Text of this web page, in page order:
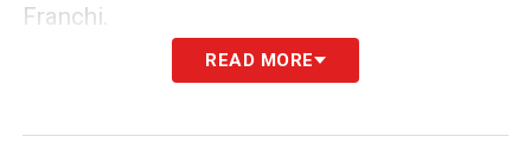
Franchi.
Come riporta La Gazzetta dello Sport, la
READ MORE